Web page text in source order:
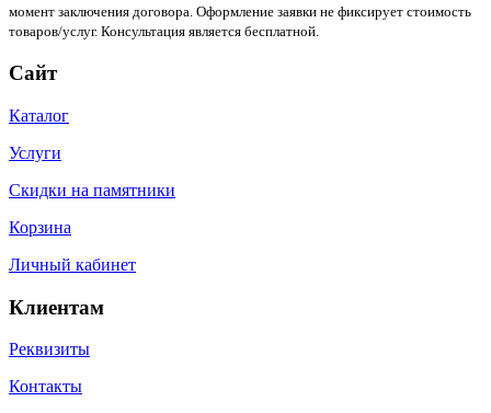
момент заключения договора. Оформление заявки не фиксирует стоимость
товаров/услуг. Консультация является бесплатной.
Сайт
Каталог
Услуги
Скидки на памятники
Корзина
Личный кабинет
Клиентам
Реквизиты
Контакты